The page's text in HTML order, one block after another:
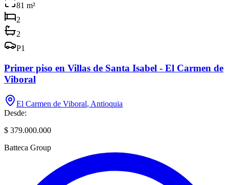
81 m²
2
2
P1
Primer piso en Villas de Santa Isabel - El Carmen de
Viboral
El Carmen de Viboral, Antioquia
Desde:
$ 379.000.000
Batteca Group